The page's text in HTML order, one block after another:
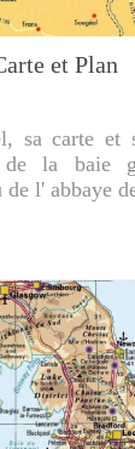
et Plan
sa carte et
la baie
l' abbaye